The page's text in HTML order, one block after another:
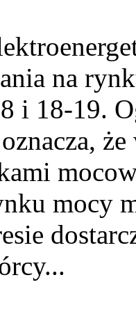
na
i 18-19.
mocy